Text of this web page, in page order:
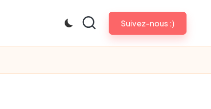
Suivez-nous :)